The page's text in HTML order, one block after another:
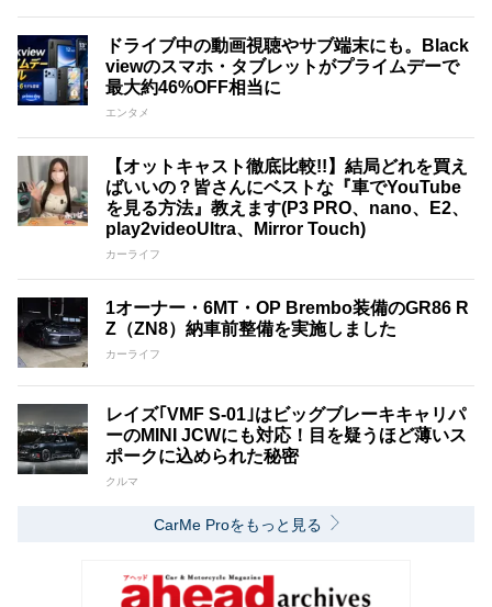
ドライブ中の動画視聴やサブ端末にも。Black
viewのスマホ・タブレットがプライムデーで
最大約46%OFF相当に
エンタメ
【オットキャスト徹底比較!!】結局どれを買え
ばいいの？皆さんにベストな『車でYouTube
を見る方法』教えます(P3 PRO、nano、E2、
play2videoUltra、Mirror Touch)
カーライフ
1オーナー・6MT・OP Brembo装備のGR86 R
Z（ZN8）納車前整備を実施しました
カーライフ
レイズ｢VMF S-01｣はビッグブレーキキャリパ
ーのMINI JCWにも対応！目を疑うほど薄いス
ポークに込められた秘密
クルマ
CarMe Proをもっと見る